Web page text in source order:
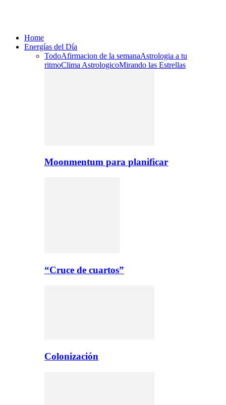
Home
Energías del Día
TodoAfirmacion de la semanaAstrologia a tu
ritmoClima AstrologicoMirando las Estrellas
Moonmentum para planificar
“Cruce de cuartos”
Colonización